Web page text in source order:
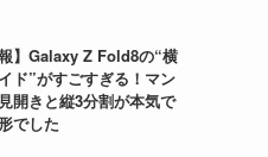
報】Galaxy Z Fold8の“横
ド”がすごすぎる！マン
開きと縦3分割が本気で
でした